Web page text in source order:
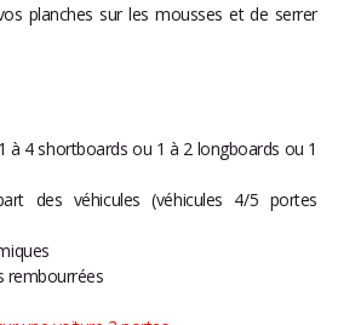
planches sur les mousses et de serrer
à 4 shortboards ou 1 à 2 longboards ou 1
des véhicules (véhicules 4/5 portes
rembourrées